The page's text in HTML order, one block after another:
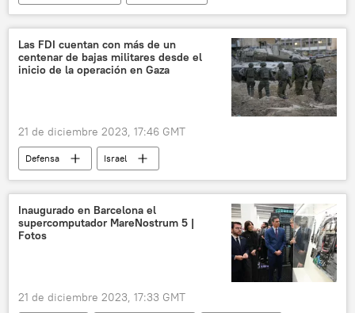
Javier Milei
Abuelas de Plaza de Mayo
Las FDI cuentan con más de un
centenar de bajas militares desde el
inicio de la operación en Gaza
21 de diciembre 2023, 17:46 GMT
Defensa
Israel
Fuerzas de Defensa de Israel (FDI)
🛡️ Zonas de conflicto
📰 Conflicto palestino-israelí
Inaugurado en Barcelona el
supercomputador MareNostrum 5 |
Fotos
21 de diciembre 2023, 17:33 GMT